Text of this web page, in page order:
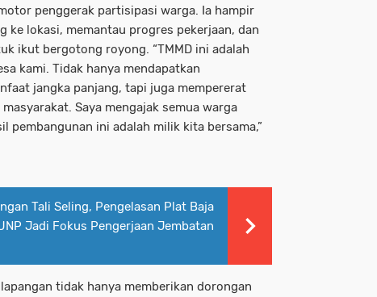
penggerak partisipasi warga. Ia hampir
ke lokasi, memantau progres pekerjaan, dan
ikut bergotong royong. “TMMD ini adalah
kami. Tidak hanya mendapatkan
jangka panjang, tapi juga mempererat
Saya mengajak semua warga
pembangunan ini adalah milik kita bersama,”
Tali Seling, Pengelasan Plat Baja
Jadi Fokus Pengerjaan Jembatan
tidak hanya memberikan dorongan